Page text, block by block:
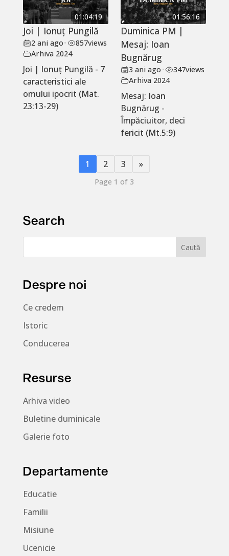
01:04:19
Joi | Ionuț Pungilă
2 ani ago• 857views
Arhiva 2024
Joi | Ionuț Pungilă - 7
caracteristici ale
omului ipocrit (Mat.
23:13-29)
01:56:16
Duminica PM |
Mesaj: Ioan
Bugnărug
3 ani ago • 347views
Arhiva 2024
Mesaj: Ioan
Bugnărug -
Împăciuitor, deci
fericit (Mt.5:9)
1 2 3 »
Page 1 of 3
Search
Despre noi
Ce credem
Istoric
Conducerea
Resurse
Arhiva video
Buletine duminicale
Galerie foto
Departamente
Educatie
Familii
Misiune
Ucenicie